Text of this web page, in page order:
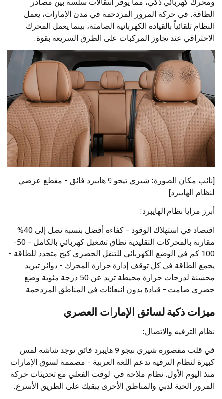
الطاقة. في حركة المرور المزدحمة في مدن الإمارات، يعمل
النظام تلقائياً بالقيادة الكهربائية الصامتة، بينما يعمل المحرك
الاحتراقي عند تجاوز المركبات على الطرق السريعة بقوة.
[نائب مكان الصورة: شيري تيجو 9 هايبرد فائق - مقطع عرضي
لنظام الهايبرد]
أبرز مزايا نظام الهايبرد:
اقتصاد في استهلاك الوقود - كفاءة أفضل بنسبة تصل إلى 40%
مقارنة بالمحركات التقليدية نطاق تشغيل كهربائي بالكامل - 50-
100 كم في الوضع الكهربائي للتنقل الحضري كبح متجدد للطاقة -
يجمع الطاقة في كل توقف إدارة حرارة المحرك - دوائر تبريد
محسنة لدرجات حرارة محيطة تزيد عن 50 درجة مئوية وضع
حضري صامت - قيادة بدون انبعاثات في المناطق المزدحمة
ميزات ذكية لسائق الإمارات العصري
نظام الترفيه والاتصال:
في قلب مقصورة شيري تيجو 9 هايبرد فائق توجد شاشة لمس
كبيرة لنظام الترفيه تدعم اللغة العربية - مصممة لسوق الإمارات
منذ اليوم الأول. نظام ملاحة في الوقت الفعلي مع تحديثات حركة
المرور الحية لدبي والمناطق الأخرى يبقيك على الطريق الأسرع.